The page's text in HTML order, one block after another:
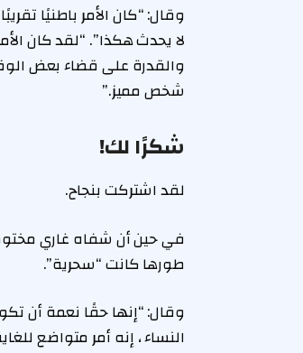
وقال: “كان الأمر باطنيًا
لا يحدث هكذا”. “لقد كان
والقدرة على قضاء بعض
شخص مميز.”
شكرًا لك!
لقد اشتركت بنجاح.
في حين أن شفاه غاري
طورها كانت “سحرية”.
وقال: “إنها حقًا نعمة أن
النساء ، إنه أمر متواضع